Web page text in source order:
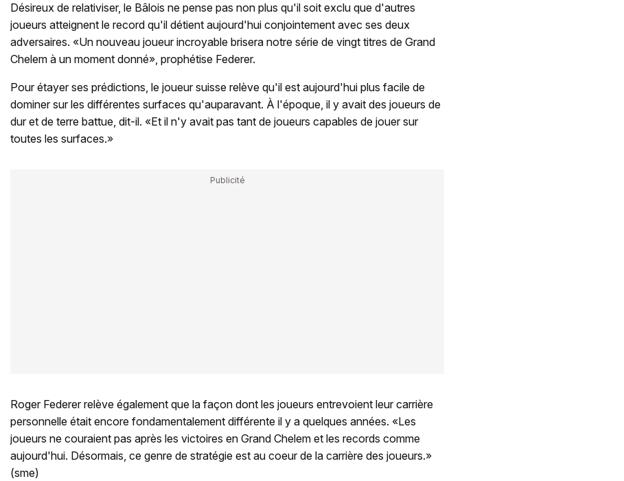
Désireux de relativiser, le Bâlois ne pense pas non plus qu'il soit exclu que d'autres
joueurs atteignent le record qu'il détient aujourd'hui conjointement avec ses deux
adversaires. «Un nouveau joueur incroyable brisera notre série de vingt titres de Grand
Chelem à un moment donné», prophétise Federer.
Pour étayer ses prédictions, le joueur suisse relève qu'il est aujourd'hui plus facile de
dominer sur les différentes surfaces qu'auparavant. À l'époque, il y avait des joueurs de
dur et de terre battue, dit-il. «Et il n'y avait pas tant de joueurs capables de jouer sur
toutes les surfaces.»
Roger Federer relève également que la façon dont les joueurs entrevoient leur carrière
personnelle était encore fondamentalement différente il y a quelques années. «Les
joueurs ne couraient pas après les victoires en Grand Chelem et les records comme
aujourd'hui. Désormais, ce genre de stratégie est au coeur de la carrière des joueurs.»
(sme)